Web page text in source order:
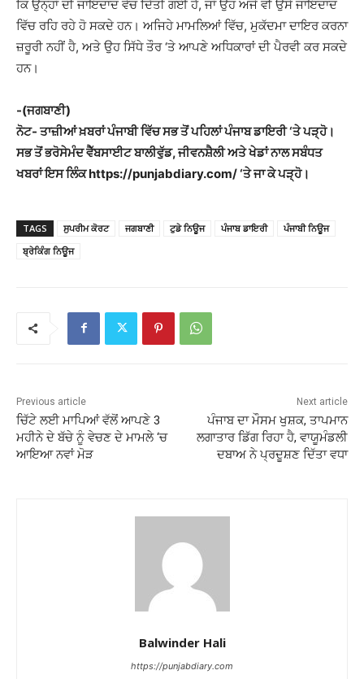
ਕਿ ਉਨ੍ਹਾਂ ਦੀ ਜਾਇਦਾਦ ਵੇਚ ਦਿੱਤੀ ਗਈ ਹੈ, ਜਾਂ ਉਹ ਅਜੇ ਵੀ ਉਸੇ ਜਾਇਦਾਦ
ਵਿੱਚ ਰਹਿ ਰਹੇ ਹੋ ਸਕਦੇ ਹਨ। ਅਜਿਹੇ ਮਾਮਲਿਆਂ ਵਿੱਚ, ਮੁਕੱਦਮਾ ਦਾਇਰ ਕਰਨਾ
ਜ਼ਰੂਰੀ ਨਹੀਂ ਹੈ, ਅਤੇ ਉਹ ਸਿੱਧੇ ਤੌਰ ‘ਤੇ ਆਪਣੇ ਅਧਿਕਾਰਾਂ ਦੀ ਪੈਰਵੀ ਕਰ ਸਕਦੇ
ਹਨ।
-(ਜਗਬਾਣੀ)
ਨੋਟ- ਤਾਜ਼ੀਆਂ ਖ਼ਬਰਾਂ ਪੰਜਾਬੀ ਵਿੱਚ ਸਭ ਤੋਂ ਪਹਿਲਾਂ ਪੰਜਾਬ ਡਾਇਰੀ ‘ਤੇ ਪੜ੍ਹੋ।
ਸਭ ਤੋਂ ਭਰੋਸੇਮੰਦ ਵੈੱਬਸਾਈਟ ਬਾਲੀਵੁੱਡ, ਜੀਵਨਸ਼ੈਲੀ ਅਤੇ ਖੇਡਾਂ ਨਾਲ ਸਬੰਧਤ
ਖਬਰਾਂ ਇਸ ਲਿੰਕ https://punjabdiary.com/ ‘ਤੇ ਜਾ ਕੇ ਪੜ੍ਹੋ।
TAGS ਸੁਪਰੀਮ ਕੋਰਟ ਜਗਬਾਣੀ ਟੁਡੇ ਨਿਊਜ ਪੰਜਾਬ ਡਾਇਰੀ
ਪੰਜਾਬੀ ਨਿਊਜ
ਬ੍ਰੇਕਿੰਗ ਨਿਊਜ
Previous article
ਚਿੱਟੇ ਲਈ ਮਾਪਿਆਂ ਵੱਲੋਂ ਆਪਣੇ 3
ਮਹੀਨੇ ਦੇ ਬੱਚੇ ਨੂੰ ਵੇਚਣ ਦੇ ਮਾਮਲੇ ‘ਚ
ਆਇਆ ਨਵਾਂ ਮੋੜ
Next article
ਪੰਜਾਬ ਦਾ ਮੌਸਮ ਖੁਸ਼ਕ, ਤਾਪਮਾਨ
ਲਗਾਤਾਰ ਡਿੱਗ ਰਿਹਾ ਹੈ, ਵਾਯੂਮੰਡਲੀ
ਦਬਾਅ ਨੇ ਪ੍ਰਦੂਸ਼ਣ ਦਿੱਤਾ ਵਧਾ
Balwinder Hali
https://punjabdiary.com